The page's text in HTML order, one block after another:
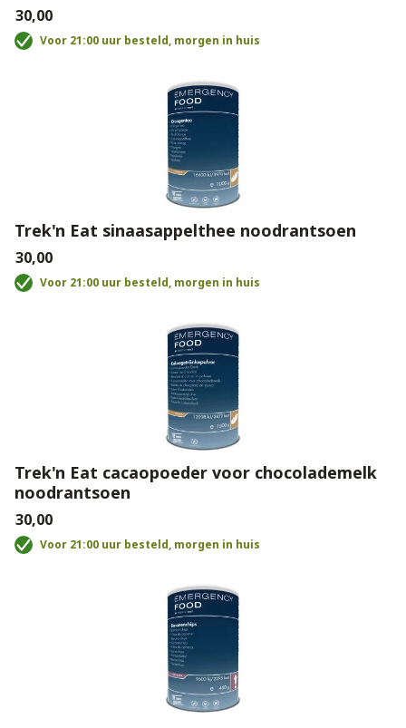
€30,00
Voor 21:00 uur besteld, morgen in huis
Trek'n Eat sinaasappelthee noodrantsoen
€30,00
Voor 21:00 uur besteld, morgen in huis
Trek'n Eat cacaopoeder voor chocolademelk
noodrantsoen
€30,00
Voor 21:00 uur besteld, morgen in huis